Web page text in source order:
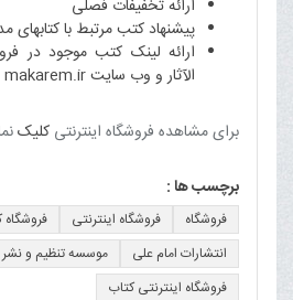
ارائه تخفیفات فصلی
پیشنهاد کتب مرتبط با کتابهای
ارائه لینک کتب موجود در
الآثار و وب سایتmakarem.ir
برای مشاهده فروشگاه اینترنتی کلیک
برچسب ها :
فروشگاه فروشگاه اینترنتی
فروشگاه
انتشارات امام علی
موسسه تنظیم و نشر
فروشگاه اینترنتی کتاب